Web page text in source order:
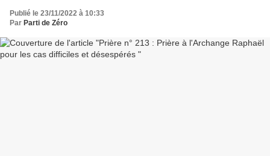
Publié le 23/11/2022 à 10:33
Par Parti de Zéro